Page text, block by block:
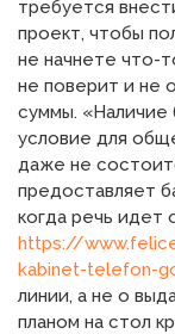
требуется
проект, чтобы
не начнете что-
не поверит и не
суммы. «Наличие
условие для
даже не
предоставляет
когда речь идет
https://
kabinet-telefon-
линии, а не о
планом на стол